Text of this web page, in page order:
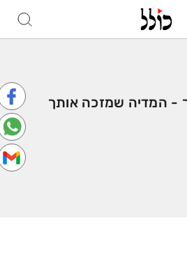
- המדיה שמזכה אותך